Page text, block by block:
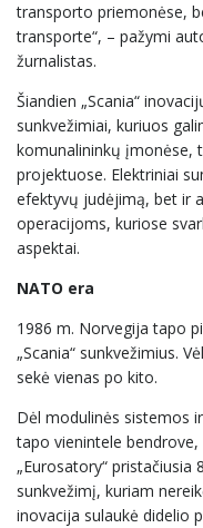
transporto priemonėse,
transporte“, – pažymi
žurnalistas.
Šiandien „Scania“
sunkvežimiai, kuriuos
komunalininkų įmonėse,
projektuose. Elektriniai
efektyvų judėjimą, bet ir
operacijoms, kuriose
aspektai.
NATO era
1986 m. Norvegija tapo
„Scania“ sunkvežimius.
sekė vienas po kito.
Dėl modulinės sistemos
tapo vienintele
„Eurosatory“
sunkvežimį, kuriam
inovacija sulaukė didelio